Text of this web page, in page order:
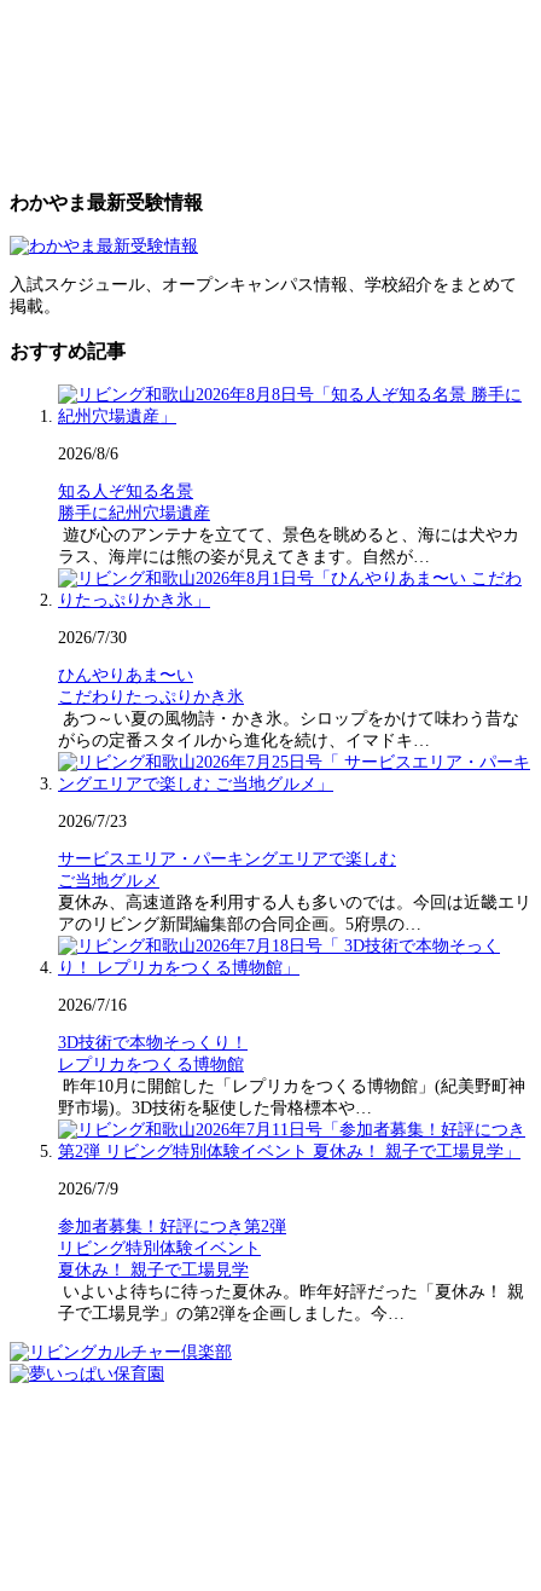
わかやま最新受験情報
入試スケジュール、オープンキャンパス情報、学校紹介をまとめて
掲載。
おすすめ記事
2026/8/6
知る人ぞ知る名景
勝手に紀州穴場遺産
遊び心のアンテナを立てて、景色を眺めると、海には犬やカ
ラス、海岸には熊の姿が見えてきます。自然が…
2026/7/30
ひんやりあま〜い
こだわりたっぷりかき氷
あつ～い夏の風物詩・かき氷。シロップをかけて味わう昔な
がらの定番スタイルから進化を続け、イマドキ…
2026/7/23
サービスエリア・パーキングエリアで楽しむ
ご当地グルメ
夏休み、高速道路を利用する人も多いのでは。今回は近畿エリ
アのリビング新聞編集部の合同企画。5府県の…
2026/7/16
3D技術で本物そっくり！
レプリカをつくる博物館
昨年10月に開館した「レプリカをつくる博物館」(紀美野町神
野市場)。3D技術を駆使した骨格標本や…
2026/7/9
参加者募集！好評につき第2弾
リビング特別体験イベント
夏休み！ 親子で工場見学
いよいよ待ちに待った夏休み。昨年好評だった「夏休み！ 親
子で工場見学」の第2弾を企画しました。今…